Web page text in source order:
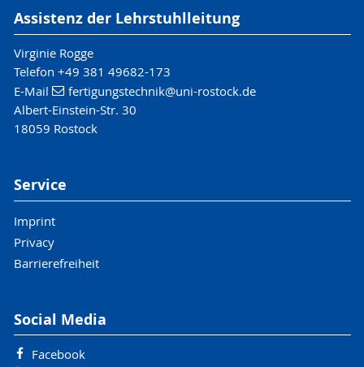
Assistenz der Lehrstuhlleitung
Virginie Rogge
Telefon +49 381 49682-173
E-Mail
fertigungstechnik@uni-rostock.de
Albert-Einstein-Str. 30
18059 Rostock
Service
Imprint
Privacy
Barrierefreiheit
Social Media
Facebook